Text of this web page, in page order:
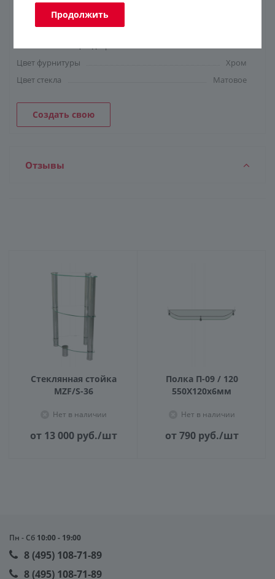
Конструкция дверей
Цвет фурнитуры
Хром
Цвет стекла
Матовое
Создать свою
Отзывы
Стеклянная стойка
MZF/S-36
Нет в наличии
от 13 000руб./шт
Полка П-09 / 120
550X120х6мм
Нет в наличии
от 790руб./шт
Пн - Сб 10:00 - 19:00
8 (495) 108-71-89
8 (495) 108-71-89
Продолжить